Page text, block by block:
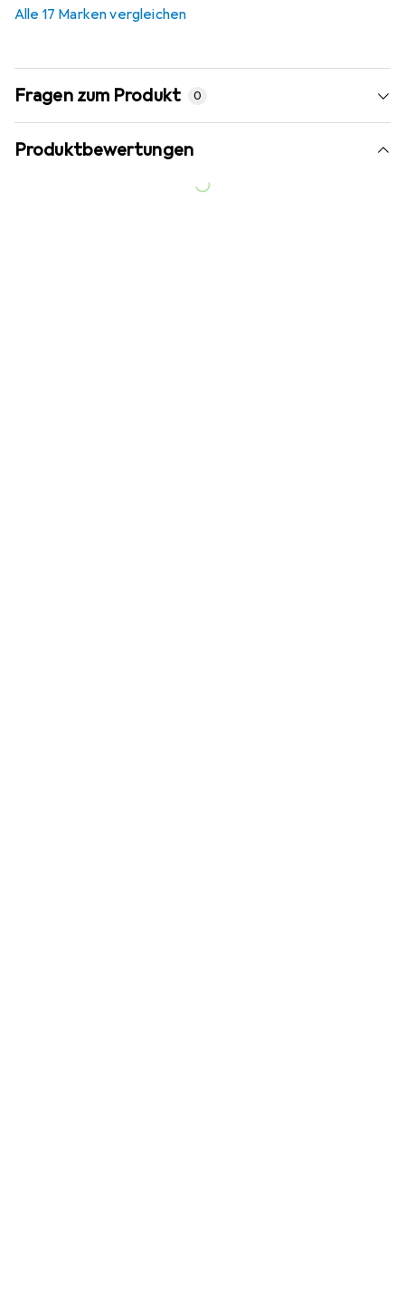
Alle 17 Marken vergleichen
Fragen zum Produkt 0
Produktbewertungen